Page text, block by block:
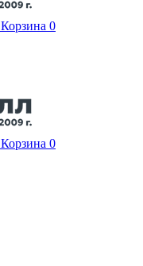
Корзина 0
Корзина 0